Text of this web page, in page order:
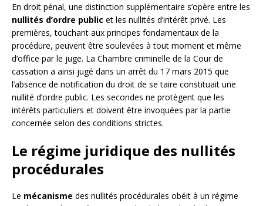
En droit pénal, une distinction supplémentaire s’opère entre les
nullités d’ordre public et les nullités d’intérêt privé. Les
premières, touchant aux principes fondamentaux de la
procédure, peuvent être soulevées à tout moment et même
d’office par le juge. La Chambre criminelle de la Cour de
cassation a ainsi jugé dans un arrêt du 17 mars 2015 que
l’absence de notification du droit de se taire constituait une
nullité d’ordre public. Les secondes ne protègent que les
intérêts particuliers et doivent être invoquées par la partie
concernée selon des conditions strictes.
Le régime juridique des nullités
procédurales
Le mécanisme des nullités procédurales obéit à un régime